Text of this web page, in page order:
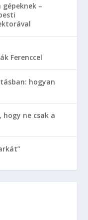
–
Ferenccel
hogyan
ne csak a